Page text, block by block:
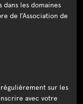
dans les domaines
de l’Association de
régulièrement sur les
avec votre